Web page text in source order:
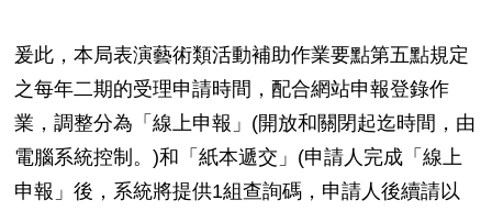
爰此，本局表演藝術類活動補助作業要點第五點規定
之每年二期的受理申請時間，配合網站申報登錄作
業，調整分為「線上申報」(開放和關閉起迄時間，由
電腦系統控制。)和「紙本遞交」(申請人完成「線上
申報」後，系統將提供1組查詢碼，申請人後續請以